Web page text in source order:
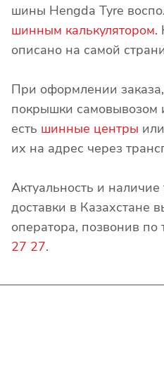
шины Hengda Tyre
шинным калькулятором.
описано на самой
При оформлении
покрышки самовывозом
есть шинные центры
их на адрес через
Актуальность и
доставки в Казахстане
оператора, позвонив по
27 27.